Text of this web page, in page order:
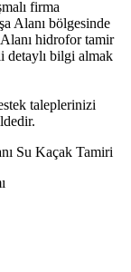
firma
Alanı bölgesinde
hidrofor tamir
bilgi almak
taleplerinizi
Su Kaçak Tamiri